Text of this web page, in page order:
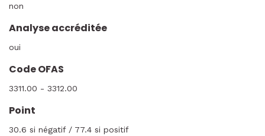
non
Analyse accréditée
oui
Code OFAS
3311.00 - 3312.00
Point
30.6 si négatif / 77.4 si positif